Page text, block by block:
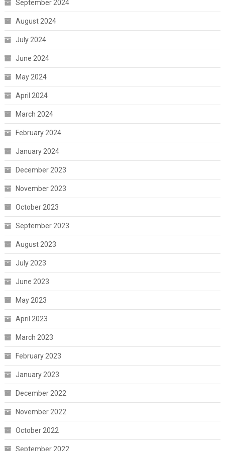
September 2024
August 2024
July 2024
June 2024
May 2024
April 2024
March 2024
February 2024
January 2024
December 2023
November 2023
October 2023
September 2023
August 2023
July 2023
June 2023
May 2023
April 2023
March 2023
February 2023
January 2023
December 2022
November 2022
October 2022
September 2022